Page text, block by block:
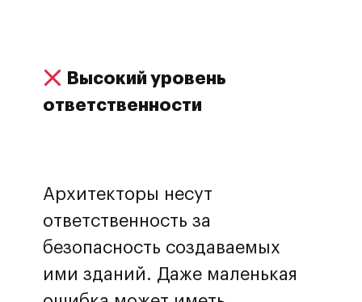
Высокий уровень
ответственности
Архитекторы несут
ответственность за
безопасность создаваемых
ими зданий. Даже маленькая